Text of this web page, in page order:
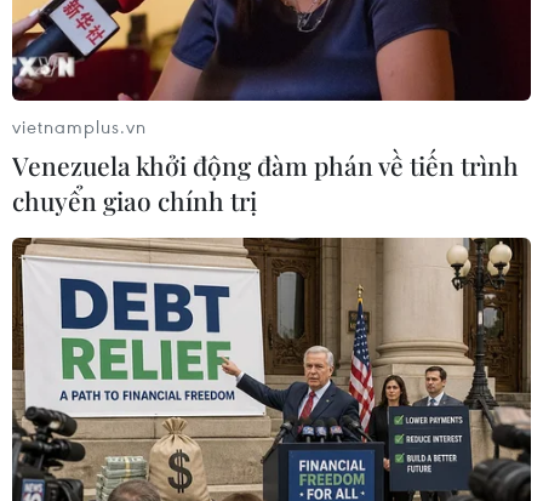
phong trào và quảng bá môn võ truyền thống
Việt Nam đến đông đảo bạn bè Belarus yêu mến
văn hóa và võ thuật Việt Nam.
Đại sứ mong muốn Ủy ban Olympic quốc gia
Belarus sớm công nhận sự phát triển của Liên
đoàn Việt Võ Đạo Belarus và đưa môn võ thuật
Việt Nam vào danh sách thi đấu chính thức tại
các giải Olympic quốc gia.
Nhân dịp này Đại sứ Nguyễn Văn Trung đã trao
một số giải thưởng và chứng nhận cho các vận
động viên và huấn luyện viên có nhiều đóng
góp cho phong trào Việt Võ Đạo tại Belarus.
Việt Võ Đạo được võ sư Alexander Vikentievich
vietnamplus.vn
Venezuela khởi động đàm phán về tiến trình
chuyển giao chính trị